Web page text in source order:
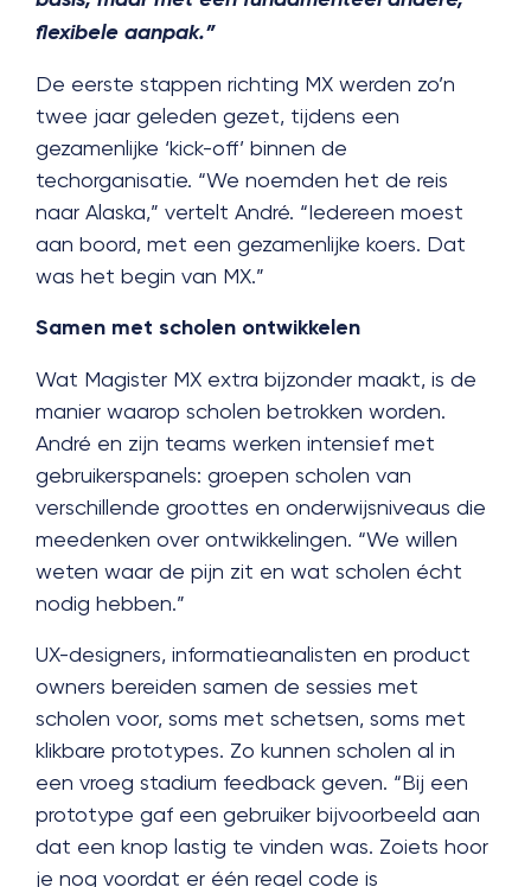
flexibele aanpak.”
De eerste stappen richting MX werden zo’n
twee jaar geleden gezet, tijdens een
gezamenlijke ‘kick-off’ binnen de
techorganisatie. “We noemden het de reis
naar Alaska,” vertelt André. “Iedereen moest
aan boord, met een gezamenlijke koers. Dat
was het begin van MX.”
Samen met scholen ontwikkelen
Wat Magister MX extra bijzonder maakt, is de
manier waarop scholen betrokken worden.
André en zijn teams werken intensief met
gebruikerspanels: groepen scholen van
verschillende groottes en onderwijsniveaus die
meedenken over ontwikkelingen. “We willen
weten waar de pijn zit en wat scholen écht
nodig hebben.”
UX-designers, informatieanalisten en product
owners bereiden samen de sessies met
scholen voor, soms met schetsen, soms met
klikbare prototypes. Zo kunnen scholen al in
een vroeg stadium feedback geven. “Bij een
prototype gaf een gebruiker bijvoorbeeld aan
dat een knop lastig te vinden was. Zoiets hoor
je nog voordat er één regel code is